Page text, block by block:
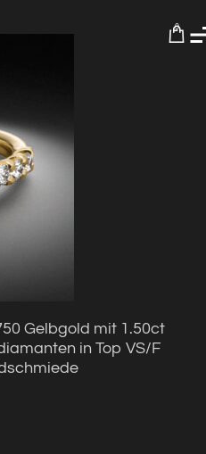
0
Gelbgold mit 1.50ct
in Top VS/F